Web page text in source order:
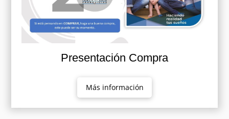
Presentación Compra
Más información